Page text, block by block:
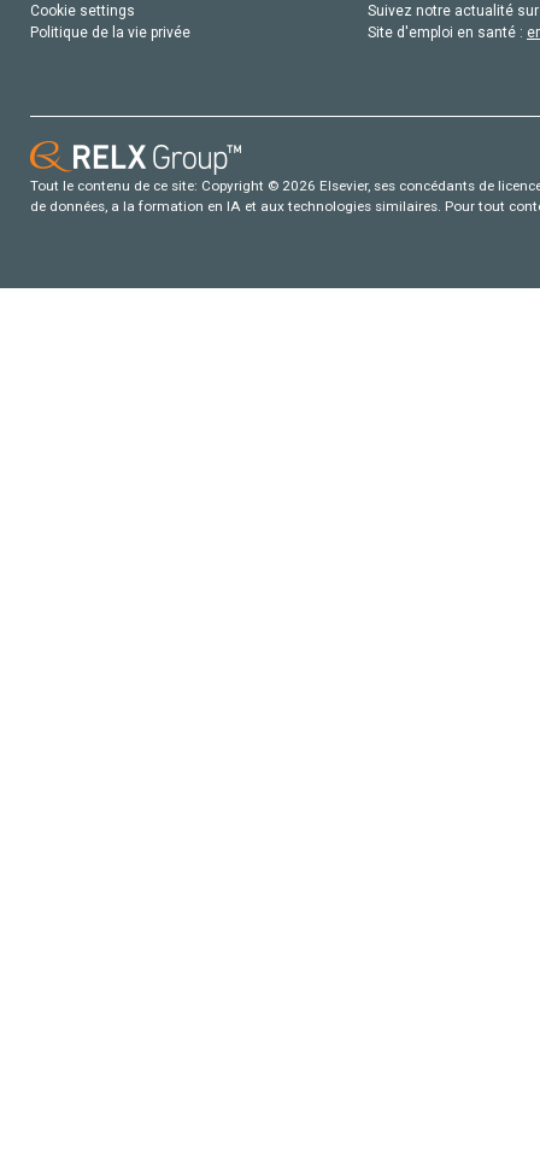
Cookie settings
Politique de la vie privée
Suivez notre actualité
Site d'emploi en santé :
Tout le contenu de ce site: Copyright © 2026 Elsevier, ses concédants de
de données, a la formation en IA et aux technologies similaires. Pour tout